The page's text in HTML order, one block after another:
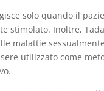
solo quando il
stimolato. Inoltre,
malattie
utilizzato come